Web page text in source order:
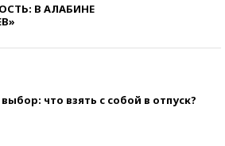
В АЛАБИНЕ
что взять с собой в отпуск?